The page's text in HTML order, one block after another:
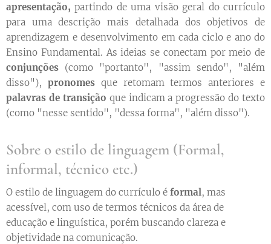
apresentação, partindo de uma visão geral do currículo
para uma descrição mais detalhada dos objetivos de
aprendizagem e desenvolvimento em cada ciclo e ano do
Ensino Fundamental. As ideias se conectam por meio de
conjunções (como "portanto", "assim sendo", "além
disso"), pronomesque retomam termos anteriores e
palavras de transição que indicam a progressão do texto
(como "nesse sentido", "dessa forma", "além disso").
Sobre o estilo de linguagem (Formal,
informal, técnico etc.)
O estilo de linguagem do currículo é formal, mas
acessível, com uso de termos técnicos da área de
educação e linguística, porém buscando clareza e
objetividade na comunicação.